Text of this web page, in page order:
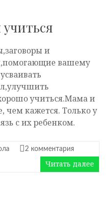
и
вашему
учиться.Мама и
чем кажется. Только у
с их ребенком.
2 комментария
Читать далее